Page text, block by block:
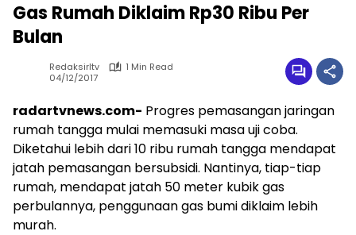
Gas Rumah Diklaim Rp30 Ribu Per
Bulan
Redaksirltv
1 Min Read
04/12/2017
radartvnews.com- Progres pemasangan jaringan
rumah tangga mulai memasuki masa uji coba.
Diketahui lebih dari 10 ribu rumah tangga mendapat
jatah pemasangan bersubsidi. Nantinya, tiap-tiap
rumah, mendapat jatah 50 meter kubik gas
perbulannya, penggunaan gas bumi diklaim lebih
murah.